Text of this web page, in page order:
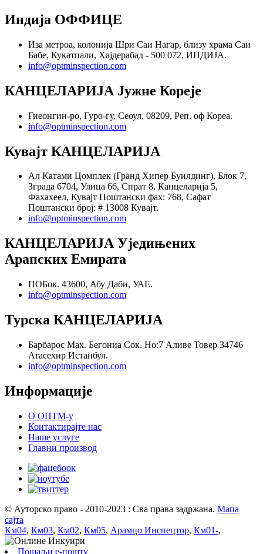
Индија ОФФИЦЕ
Иза метроа, колонија Шри Саи Нагар, близу храма Саи
Бабе, Кукатпали, Хајдерабад - 500 072, ИНДИЈА.
info@optminspection.com
КАНЦЕЛАРИЈА Јужне Кореје
Гиеонгин-ро, Гуро-гу, Сеоул, 08209, Реп. оф Кореа.
info@optminspection.com
Кувајт КАНЦЕЛАРИЈА
Ал Катами Цомплек (Гранд Хипер Буилдинг), Блок 7,
Зграда 6704, Улица 66, Спрат 8, Канцеларија 5,
Фахахеел, Кувајт Поштански фах: 768, Сафат
Поштански број: # 13008 Кувајт.
info@optminspection.com
КАНЦЕЛАРИЈА Уједињених
Арапских Емирата
ПОБок. 43600, Абу Даби, УАЕ.
info@optminspection.com
Турска КАНЦЕЛАРИЈА
Барбарос Мах. Бегониа Сок. Но:7 Аливе Товер 34746
Атасехир Истанбул.
info@optminspection.com
Информације
О ОПТМ-у
Контактирајте нас
Наше услуге
Главни производ
© Ауторско право - 2010-2023 : Сва права задржана. Мапа
сајта
Км04, Км03, Км02, Км05, Арамцо Инспецтор, Км01-,
Пошаљи е-пошту